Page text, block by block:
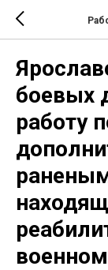
боевых
работу